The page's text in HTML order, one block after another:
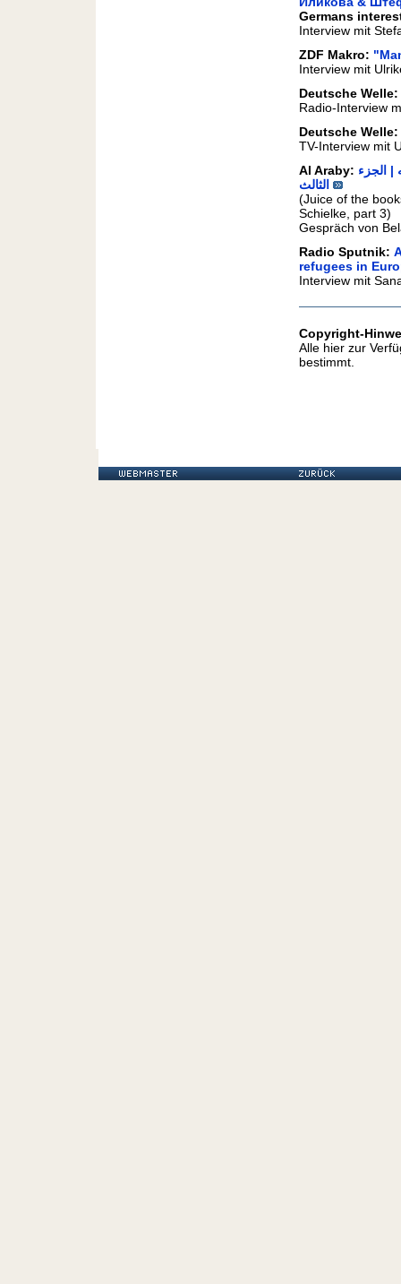
Germans
Interview mit
ZDF Makro:
Interview mit
Deutsche Welle:
Radio-Interview
Deutsche
TV-Interview mit
Al Araby:
الثالث
(Juice of the
Schielke, part 3)
Gespräch von
Radio Sputnik:
refugees in
Interview mit
Copyright-
Alle hier zur
bestimmt.